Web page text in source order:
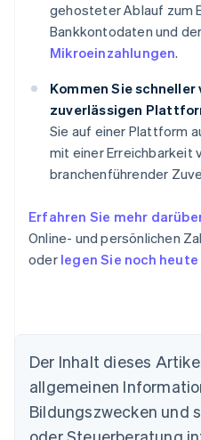
gehosteter Ablauf zum
Bankkontodaten und
Mikroeinzahlungen.
Kommen Sie
zuverlässigen
Sie auf einer Plattform
mit einer Erreichbarkeit
branchenführender
Erfahren Sie mehr
Online- und persönlichen
oder legen Sie noch heute
Der Inhalt dieses
allgemeinen
Bildungszwecken und
oder Steuerberatung
Australien
English
Belgien
Nederlands